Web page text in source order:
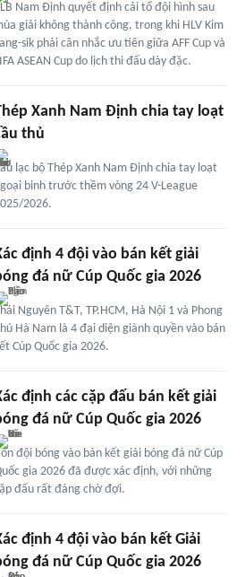
Nam Định quyết định cải tổ đội hình sau
giải không thành công, trong khi HLV Kim
sik phải cân nhắc ưu tiên giữa AFF Cup và
ASEAN Cup do lịch thi đấu dày đặc.
Xanh Nam Định chia tay loạt
thủ
lạc bộ Thép Xanh Nam Định chia tay loạt
binh trước thềm vòng 24 V-League
2026.
định 4 đội vào bán kết giải
đá nữ Cúp Quốc gia 2026
Nguyên T&T, TP.HCM, Hà Nội 1 và Phong
Hà Nam là 4 đại diện giành quyền vào bán
Cúp Quốc gia 2026.
định các cặp đấu bán kết giải
đá nữ Cúp Quốc gia 2026
đội bóng vào bán kết giải bóng đá nữ Cúp
gia 2026 đã được xác định, với những
đấu rất đáng chờ đợi.
định 4 đội vào bán kết Giải
đá nữ Cúp Quốc gia 2026